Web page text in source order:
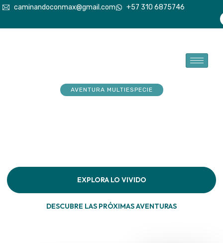
caminandoconmax@gmail.com +57 310 6875746
AVENTURA MULTIESPECIE
EXPLORA LO VIVIDO
DESCUBRE LAS PRÓXIMAS AVENTURAS